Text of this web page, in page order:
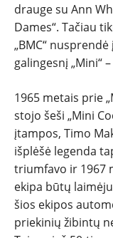
drauge su Ann
Dames“. Tačiau
„BMC“
galingesnį „Mini“
1965 metais prie
stojo šeši „Mini
įtampos, Timo
išplėšė legenda
triumfavo ir 1967
ekipa būtų
šios ekipos
priekinių žibintų